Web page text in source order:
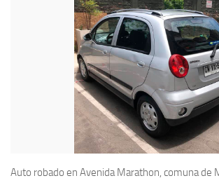
Auto robado en Avenida Marathon, comuna de